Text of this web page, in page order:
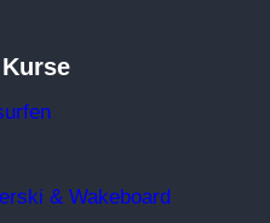
& Wakeboard